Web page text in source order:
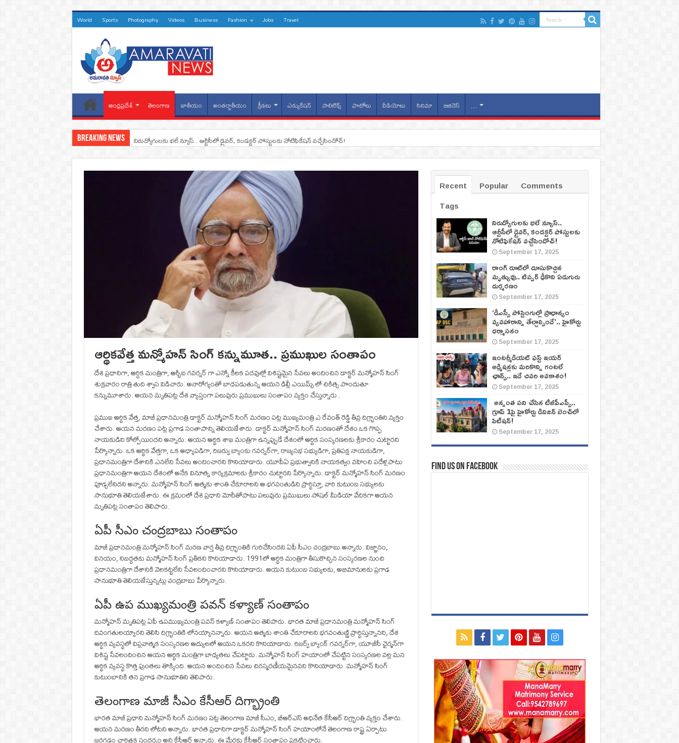
World Sports Photography Videos Business Fashion Jobs Travel
ఆంధ్రప్రదేశ్ తెలంగాణ జాతీయం అంతర్జాతీయం క్రీడలు ఎడ్యుకేషన్ పాలిటిక్స్ ఫొటోలు వీడియోలు సినిమా బిజినెస్ …
Breaking News నిరుద్యోగులకు భలే న్యూస్.. ఆర్టీసీలో డ్రైవర్, కండక్టర్‌ పోస్టులకు నోటిఫికేషన్‌ వచ్చేసిందోచ్‌!
ఆర్థికవేత్త మన్మోహన్ సింగ్ కన్నుమూత.. ప్రముఖుల సంతాపం
దేశ ప్రధానిగా, ఆర్ధిక మంత్రిగా, ఆర్బీఐ గవర్నర్ గా ఎన్నో కీలక పదవుల్లో విశిష్టమైన సేవలు అందించిన డాక్టర్ మన్మోహన్ సింగ్
శుక్రవారం రాత్రి తుది శ్వాస విడిచారు. అనారోగ్యంతో బాధపడుతున్న ఆయన ఢిల్లీ ఎయిమ్స్ లో చికిత్స పొందుతూ
కన్నుమూశారు. ఆయన మృతిపట్ల దేశ వ్యాప్తంగా పలువురు ప్రముఖులు సంతాపం వ్యక్తం చేస్తున్నారు..
ప్రముఖ ఆర్థిక వేత్త, మాజీ ప్రధానమంత్రి డాక్టర్ మన్మోహన్ సింగ్ మరణం పట్ల ముఖ్యమంత్రి ఎ రేవంత్ రెడ్డి తీవ్ర దిగ్భ్రాంతిని వ్యక్తం
చేశారు. ఆయన మరణం పట్ల ప్రగాఢ సంతాపాన్ని తెలియజేశారు. డాక్టర్ మన్మోహన్ సింగ్ మరణంతో దేశం ఒక గొప్ప
నాయకుడిని కోల్పోయిందని అన్నారు. ఆయన ఆర్థిక శాఖ మంత్రిగా ఉన్నప్పుడే దేశంలో ఆర్థిక సంస్కరణలకు శ్రీకారం చుట్టారని
పేర్కొన్నారు. ఒక ఆర్థిక వేత్తగా, ఒక అధ్యాపడిగా, రిజర్వు బ్యాంకు గవర్నర్‌గా, రాజ్యసభ సభ్యుడిగా, ప్రతిపక్ష నాయకుడిగా,
ప్రధానమంత్రిగా దేశానికి ఎనలేని సేవలు అందించారని కొనియాడారు. యూపీఏ ప్రభుత్వానికి నాయకత్వం వహించి పదేళ్లపాటు
ప్రధానమంత్రిగా ఆయన దేశంలో అనేక వినూత్న కార్యక్రమాలకు శ్రీకారం చుట్టారని పేర్కొన్నారు. డాక్టర్ మన్మోహన్ సింగ్ మరణం
పూడ్చలేనిదని అన్నారు. మన్మోహన్ సింగ్ ఆత్మకు శాంతి చేకూరాలని ఆ భగవంతుడిని ప్రార్థిస్తూ, వారి కుటుంబ సభ్యులకు
సానుభూతి తెలియజేశారు. ఈ క్రమంలో దేశ ప్రధాని మోదీతోపాటు పలువురు ప్రముఖులు సోషల్‌ మీడియా వేదికగా ఆయన
మృతిపట్ల సంతాపం తెలిపారు.
ఏపీ సీఎం చంద్రబాబు సంతాపం
మాజీ ప్రధానమంత్రి మన్మోహన్ సింగ్ మరణ వార్త తీవ్ర దిగ్భ్రాంతికి గురిచేసిందని ఏపీ సీఎం చంద్రబాబు అన్నారు. విజ్ఞానం,
వినయం, నిబద్ధతకు మన్మోహన్ సింగ్ ప్రతీకని కొనియాడారు. 1991లో ఆర్థిక మంత్రిగా తీసుకొచ్చిన సంస్కరణల నుంచి
ప్రధానమంత్రిగా దేశానికి వెలకట్టలేని సేవలందించారని కొనియాడారు. ఆయన కుటుంబ సభ్యులకు, అభిమానులకు ప్రగాఢ
సానుభూతి తెలియజేస్తున్నట్లు చంద్రబాబు పేర్కొన్నారు.
ఏపీ ఉప ముఖ్యమంత్రి పవన్ కళ్యాణ్ సంతాపం
మన్మోహన్‌ మృతిపట్ల ఏపీ ఉపముఖ్యమంత్రి పవన్ కళ్యాణ్ సంతాపం తెలిపారు. భారత మాజీ ప్రధానమంత్రి మన్మోహన్ సింగ్
దివంగతులయ్యారని తెలిసి దిగ్భ్రాంతికి లోనయ్యానన్నారు. ఆయన ఆత్మకు శాంతి చేకూరాలని భగవంతుణ్ణి ప్రార్థిస్తున్నానని, దేశ
ఆర్థిక వ్యవస్థలో విప్లవాత్మక సంస్కరణల ఆద్యులలో ఆయన ఒకరని కొనియాడారు. రిజర్వ్ బ్యాంక్ గవర్నర్‌గా, యూజీసీ ఛైర్మన్‌గా
విశిష్ట సేవలందించిన ఆయన ఆర్థిక మంత్రిగా బాధ్యతలు చేపట్టారు. మన్మోహన్ సింగ్ హయాంలో చేపట్టిన సంస్కరణల వల్ల మన
ఆర్థిక వ్యవస్థ కొత్త పుంతలు తొక్కింది. ఆయన అందించిన సేవలు చిరస్మరణీయమైనవని కొనియాడారు. మన్మోహన్ సింగ్
కుటుంబానికి తన ప్రగాఢ సానుభూతిని తెలిపారు.
తెలంగాణ మాజీ సీఎం కేసీఆర్‌ దిగ్భ్రాంతి
భారత మాజీ ప్రధాని మన్మోహన్ సింగ్ మరణం పట్ల తెలంగాణ మాజీ సీఎం, బీఆర్ఎస్ అధినేత కేసీఆర్ దిగ్భ్రాంతి వ్యక్తం చేశారు.
ఆయన మరణం తీరని లోటని అన్నారు. భారత ప్రధానిగా డాక్టర్ మన్మోహన్ సింగ్ హయాంలోనే తెలంగాణ రాష్ట్ర ఏర్పాటు
జరగడం చారిత్రక సందర్భం అని కేసీఆర్ అన్నారు. ఈ మేరకు కేసీఆర్ సంతాపం ప్రకటించారు.
Recent Popular
Comments
Tags
నిరుద్యోగులకు భలే న్యూస్..
ఆర్టీసీలో డ్రైవర్, కండక్టర్‌ పోస్టులకు
నోటిఫికేషన్‌ వచ్చేసిందోచ్‌!
September 17, 2025
రాంగ్ రూట్‌లో దూసుకొచ్చిన
మృత్యువు.. టిప్పర్ ఢీకొని ఏడుగురు
దుర్మరణం
September 17, 2025
‘డీఎస్సీ పోస్టింగుల్లో ప్రాధాన్యం
వ్యవహారాన్ని తేల్చాల్సిందే’.. హైకోర్టు
ధర్మాసనం
September 17, 2025
ఇంటర్మీడియట్ ఫస్ట్‌ ఇయర్‌
అడ్మిషన్లకు మరికొన్ని గంటలే
ఛాన్స్‌.. ఇదే చివరి అవకాశం!
September 17, 2025
అన్నంత పని చేసిన టీజీపీఎస్సీ..
గ్రూప్‌ 1పై హైకోర్టు డివిజన్‌ బెంచ్‌లో
పిటీషన్‌!
September 17, 2025
Find us on Facebook